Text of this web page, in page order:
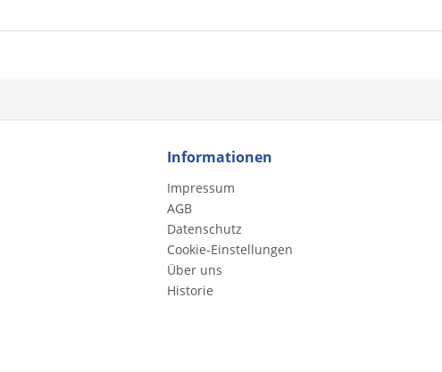
Informationen
Impressum
AGB
Datenschutz
Cookie-Einstellungen
Über uns
Historie